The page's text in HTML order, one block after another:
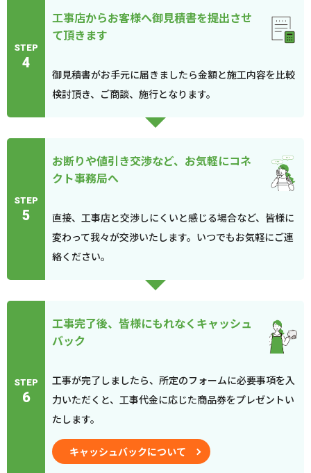
STEP
4
工事店からお客様へ御見積書を提出させ
て頂きます
御見積書がお手元に届きましたら金額と施工内容を比較
検討頂き、ご商談、施行となります。
STEP
5
お断りや値引き交渉など、お気軽にコネ
クト事務局へ
直接、工事店と交渉しにくいと感じる場合など、皆様に
変わって我々が交渉いたします。いつでもお気軽にご連
絡ください。
STEP
6
工事完了後、皆様にもれなくキャッシュ
バック
工事が完了しましたら、所定のフォームに必要事項を入
力いただくと、工事代金に応じた商品券をプレゼントい
たします。
キャッシュバックについて